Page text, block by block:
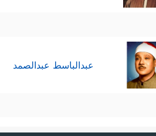
عبدالباسط عبدالصمد